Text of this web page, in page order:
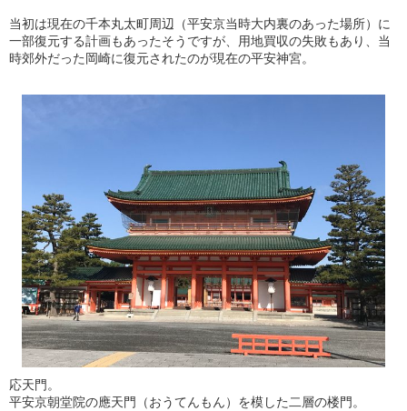
当初は現在の千本丸太町周辺（平安京当時大内裏のあった場所）に
一部復元する計画もあったそうですが、用地買収の失敗もあり、当
時郊外だった岡崎に復元されたのが現在の平安神宮。
応天門。
平安京朝堂院の應天門（おうてんもん）を模した二層の楼門。